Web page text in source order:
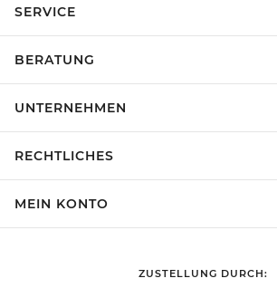
SERVICE
BERATUNG
UNTERNEHMEN
RECHTLICHES
MEIN KONTO
ZUSTELLUNG DURCH: